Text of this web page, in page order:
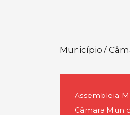
Município /
Assembleia
Câmara